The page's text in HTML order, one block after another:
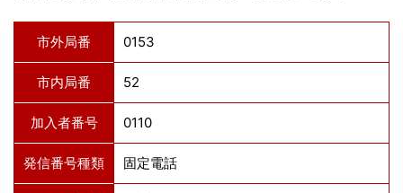
市外局番 0153
市内局番 52
加入者番号 0110
発信番号種類 固定電話